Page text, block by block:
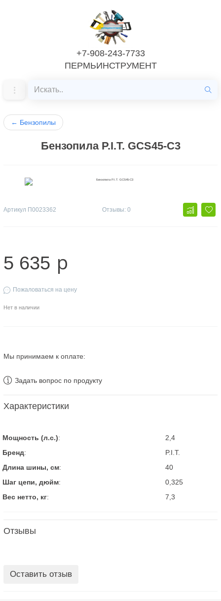
+7-908-243-7733
ПЕРМЬИНСТРУМЕНТ
← Бензопилы
Бензопила P.I.T. GCS45-C3
Артикул П0023362 Отзывы: 0
5 635 p
Пожаловаться на цену
Нет в наличии
Мы принимаем к оплате:
Задать вопрос по продукту
Характеристики
Мощность (л.с.):
2,4
Бренд:
P.I.T.
Длина шины, см:
40
Шаг цепи, дюйм:
0,325
Вес нетто, кг: 7,3
Отзывы
Оставить отзыв